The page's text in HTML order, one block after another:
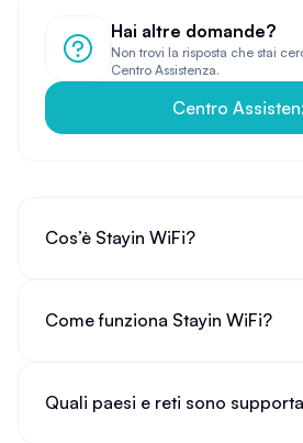
Hai altre domande?
Non trovi la risposta che stai
Centro Assistenza.
Centro
Cos’è Stayin WiFi?
Come funziona Stayin WiFi?
Quali paesi e reti sono